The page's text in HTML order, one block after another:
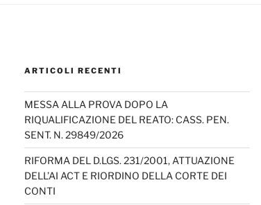
ARTICOLI RECENTI
MESSA ALLA PROVA DOPO LA
RIQUALIFICAZIONE DEL REATO: CASS. PEN.
SENT. N. 29849/2026
RIFORMA DEL D.LGS. 231/2001, ATTUAZIONE
DELL’AI ACT E RIORDINO DELLA CORTE DEI
CONTI